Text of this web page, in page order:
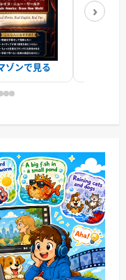
ゾンで見る
›